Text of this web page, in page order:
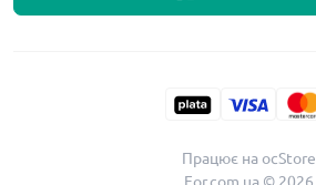
Працює наocStore